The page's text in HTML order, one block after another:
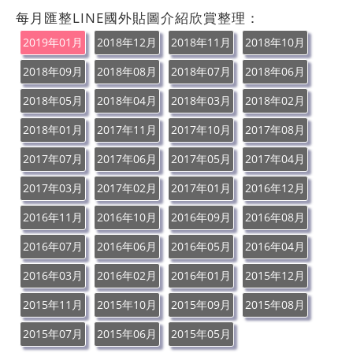
每月匯整LINE國外貼圖介紹欣賞整理：
2019年01月 2018年12月 2018年11月
2018年10月
2018年09月
2018年08月 2018年07月
2018年06月
2018年05月
2018年04月 2018年03月
2018年02月
2018年01月
2017年11月 2017年10月
2017年08月
2017年07月
2017年06月 2017年05月
2017年04月
2017年03月
2017年02月 2017年01月
2016年12月
2016年11月
2016年10月 2016年09月
2016年08月
2016年07月
2016年06月 2016年05月
2016年04月
2016年03月
2016年02月 2016年01月
2015年12月
2015年11月
2015年10月 2015年09月
2015年08月
2015年07月
2015年06月 2015年05月